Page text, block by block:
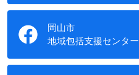
岡山市
地域包括支援センター